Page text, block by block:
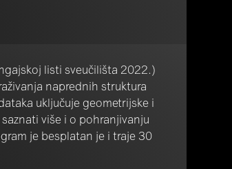
listi sveučilišta 2022.)
naprednih struktura
uključuje geometrijske i
više i o pohranjivanju
je besplatan je i traje 30